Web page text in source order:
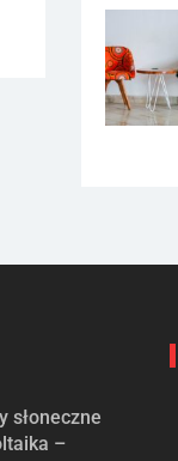
słoneczne
–